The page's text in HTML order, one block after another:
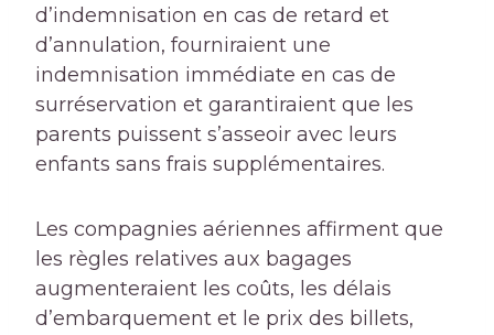
d’indemnisation en cas de retard et
d’annulation, fourniraient une
indemnisation immédiate en cas de
surréservation et garantiraient que les
parents puissent s’asseoir avec leurs
enfants sans frais supplémentaires.
Les compagnies aériennes affirment que
les règles relatives aux bagages
augmenteraient les coûts, les délais
d’embarquement et le prix des billets,